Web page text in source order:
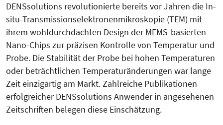
DENSsolutions revolutionierte bereits vor Jahren die In-
situ-Transmissions­elektronenmikroskopie (TEM) mit
ihrem wohldurchdachten Design der MEMS-basierten
Nano-Chips zur prä­zisen Kontrolle von Temperatur und
Probe. Die Stabilität der Probe bei hohen Temperaturen
oder beträcht­li­chen Temperaturänderungen war lange
Zeit einzigartig am Markt. Zahl­reiche Publikationen
erfolgrei­cher DENSsolutions Anwender in angesehenen
Zeitschriften belegen diese Ein­schätzung.